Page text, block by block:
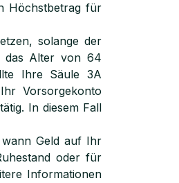
Höchstbetrag für
solange der
das Alter von 64
Ihre Säule 3A
Vorsorgekonto
In diesem Fall
Geld auf Ihr
oder für
Informationen